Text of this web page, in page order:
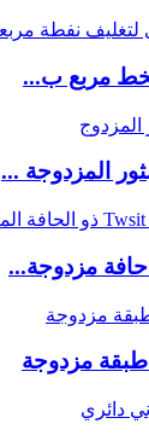
مربع ب...
المزدوجة ...
مزدوجة